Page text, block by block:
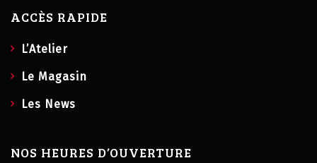
ACCÈS RAPIDE
L’Atelier
Le Magasin
Les News
NOS HEURES D’OUVERTURE